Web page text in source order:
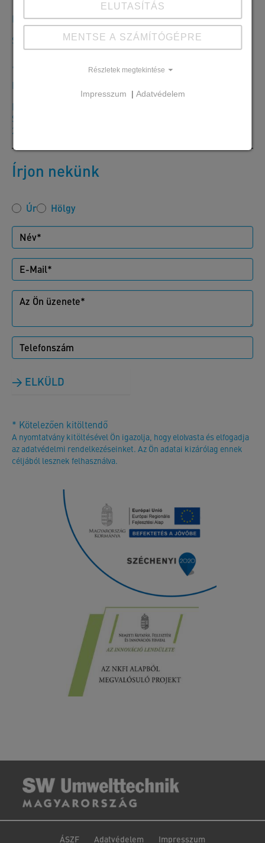
Megrendelések, ajánlatok és termékinformációk
SW Umwelttechnik Magyarország Kft.
+36 24 620401
Hé-Csü: 7:30-16:00 óráig Pé: 7:30-13:30 óráig
Majosháza Központ
SW Umwelttechnik Magyarország Kft.
2339 Majosháza, Tóközi út 10.
Írjon nekünk
Úr Hölgy
ELKÜLD
* Kötelezően kitöltendő
A nyomtatvány kitöltésével Ön igazolja, hogy elolvasta és elfogadja
az adatvédelmi rendelkezéseinket. Az Ön adatai kizárólag ennek
céljából lesznek felhasználva.
ÁSZF Adatvédelem Impresszum
ELUTASÍTÁS
MENTSE A SZÁMÍTÓGÉPRE
Részletek megtekintése
Impresszum | Adatvédelem